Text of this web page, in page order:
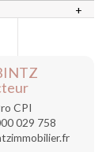
+
CPI
029 758